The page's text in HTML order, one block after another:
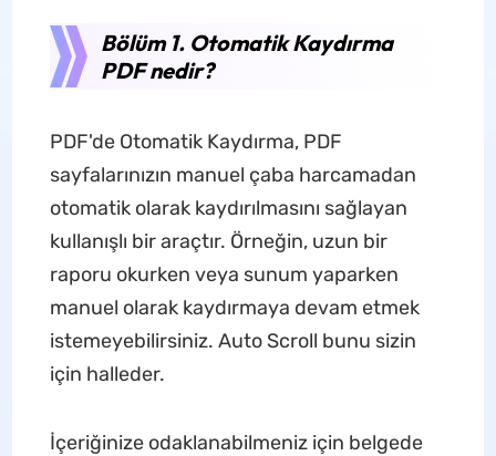
Bölüm 1. Otomatik Kaydırma
PDF nedir?
PDF'de Otomatik Kaydırma, PDF
sayfalarınızın manuel çaba harcamadan
otomatik olarak kaydırılmasını sağlayan
kullanışlı bir araçtır. Örneğin, uzun bir
raporu okurken veya sunum yaparken
manuel olarak kaydırmaya devam etmek
istemeyebilirsiniz. Auto Scroll bunu sizin
için halleder.
İçeriğinize odaklanabilmeniz için belgede